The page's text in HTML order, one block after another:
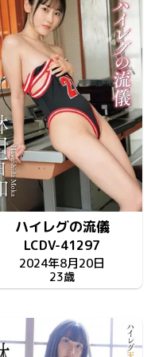
ハイレグの流儀
LCDV-41297
2024年8月20日
23歳